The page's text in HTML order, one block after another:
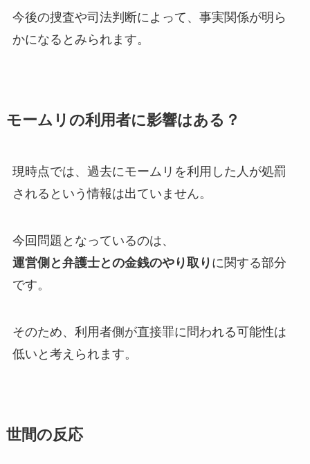
今後の捜査や司法判断によって、事実関係が明ら
かになるとみられます。
モームリの利用者に影響はある？
現時点では、過去にモームリを利用した人が処罰
されるという情報は出ていません。
今回問題となっているのは、
運営側と弁護士との金銭のやり取り に関する部分
です。
そのため、利用者側が直接罪に問われる可能性は
低いと考えられます。
世間の反応